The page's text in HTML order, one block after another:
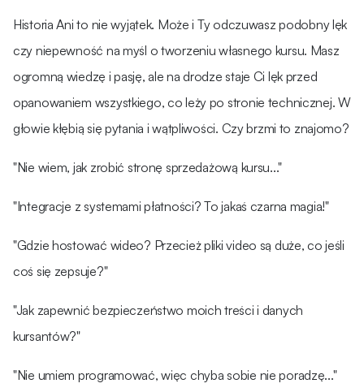
Historia Ani to nie wyjątek. Może i Ty odczuwasz podobny lęk
czy niepewność na myśl o tworzeniu własnego kursu. Masz
ogromną wiedzę i pasję, ale na drodze staje Ci lęk przed
opanowaniem wszystkiego, co leży po stronie technicznej. W
głowie kłębią się pytania i wątpliwości. Czy brzmi to znajomo?
"Nie wiem, jak zrobić stronę sprzedażową kursu..."
"Integracje z systemami płatności? To jakaś czarna magia!"
"Gdzie hostować wideo? Przecież pliki video są duże, co jeśli
coś się zepsuje?"
"Jak zapewnić bezpieczeństwo moich treści i danych
kursantów?"
"Nie umiem programować, więc chyba sobie nie poradzę..."